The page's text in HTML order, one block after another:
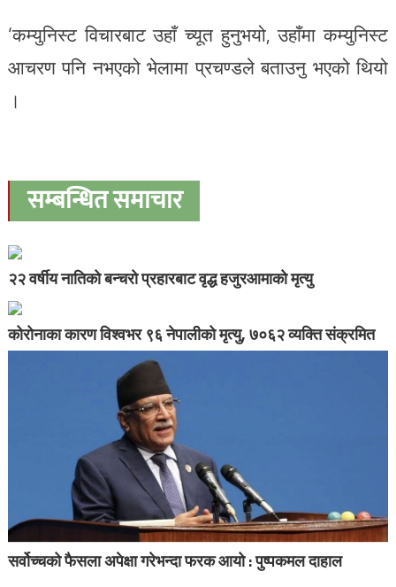
‘कम्युनिस्ट विचारबाट उहाँ च्यूत हुनुभयो, उहाँमा कम्युनिस्ट
आचरण पनि नभएको भेलामा प्रचण्डले बताउनु भएको थियो
।
सम्बन्धित समाचार
२२ वर्षीय नातिको बन्चरो प्रहारबाट वृद्ध हजुरआमाको मृत्यु
कोरोनाका कारण विश्वभर ९६ नेपालीको मृत्यु, ७०६२ व्यक्ति संक्रमित
सर्वोच्चको फैसला अपेक्षा गरेभन्दा फरक आयो : पुष्पकमल दाहाल